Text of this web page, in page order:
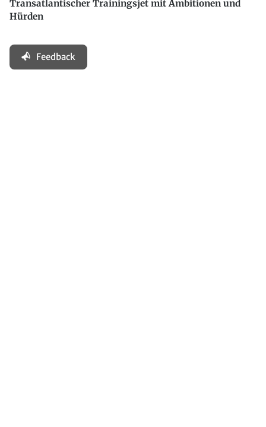
Transatlantischer Trainingsjet mit Ambitionen und
Hürden
Feedback